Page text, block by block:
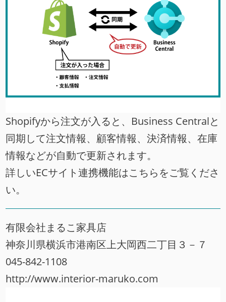
Shopifyから注文が入ると、Business Centralと
同期して注文情報、顧客情報、決済情報、在庫
情報などが自動で更新されます。
詳しいECサイト連携機能はこちらをご覧くださ
い。
有限会社まるこ家具店
神奈川県横浜市港南区上大岡西二丁目３－７
045-842-1108
http://www.interior-maruko.com